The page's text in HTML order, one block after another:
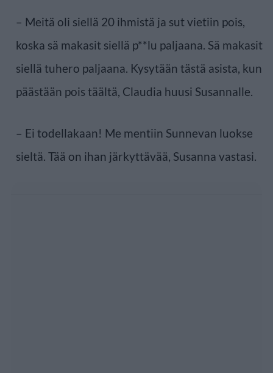
– Meitä oli siellä 20 ihmistä ja sut vietiin pois,
koska sä makasit siellä p**lu paljaana. Sä makasit
siellä tuhero paljaana. Kysytään tästä asista, kun
päästään pois täältä, Claudia huusi Susannalle.
– Ei todellakaan! Me mentiin Sunnevan luokse
sieltä. Tää on ihan järkyttävää, Susanna vastasi.